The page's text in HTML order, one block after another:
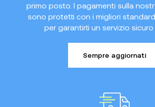
primo posto. I pagamenti sulla
sono protetti con i migliori
per garantirti un servizio sicuro
Sempre aggiornati